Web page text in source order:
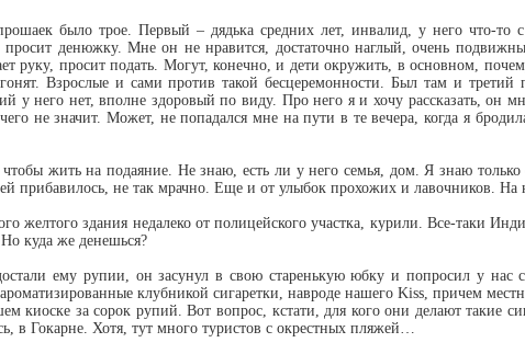
было трое. Первый – дядька средних лет, инвалид, у него что-то
просит денюжку. Мне он не нравится, достаточно наглый, очень
руку, просит подать. Могут, конечно, и дети окружить, в основном,
Взрослые и сами против такой бесцеремонности. Был там и
него нет, вполне здоровый по виду. Про него я и хочу рассказать, он
не значит. Может, не попадался мне на пути в те вечера, когда я
чтобы жить на подаяние. Не знаю, есть ли у него семья, дом. Я знаю
прибавилось, не так мрачно. Еще и от улыбок прохожих и лавочников. На
желтого здания недалеко от полицейского участка, курили. Все-таки
куда же денешься?
ему рупии, он засунул в свою старенькую юбку и попросил у нас
клубникой сигаретки, навроде нашего Kiss, причем
киоске за сорок рупий. Вот вопрос, кстати, для кого они делают такие
в Гокарне. Хотя, тут много туристов с окрестных пляжей…